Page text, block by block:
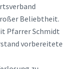
Beliebtheit.
Pfarrer Schmidt
vorbereitete